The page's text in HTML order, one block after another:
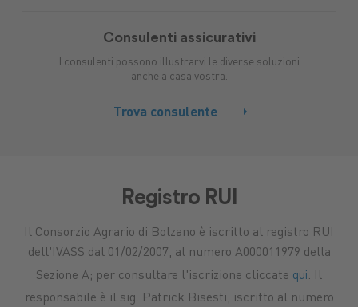
Consulenti assicurativi
I consulenti possono illustrarvi le diverse soluzioni
anche a casa vostra.
Trova consulente
Registro RUI
Il Consorzio Agrario di Bolzano è iscritto al registro RUI
dell'IVASS dal 01/02/2007, al numero A000011979 della
Sezione A; per consultare l'iscrizione cliccate qui . Il
responsabile è il sig. Patrick Bisesti, iscritto al numero